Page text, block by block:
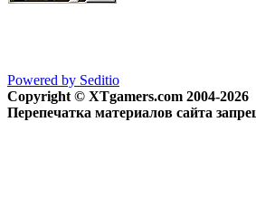
Powered by Seditio
Copyright © XTgamers.com 2004-2026
Перепечатка материалов сайта